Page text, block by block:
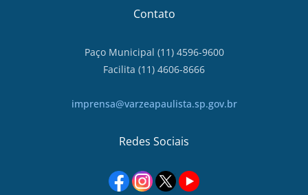
Contato
Paço Municipal (11) 4596-9600
Facilita (11) 4606-8666
imprensa@varzeapaulista.sp.gov.br
Redes Sociais